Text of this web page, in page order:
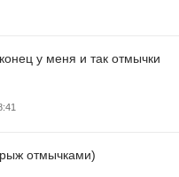
у меня и так отмычки
отмычками)